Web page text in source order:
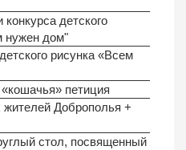
детского
нужен дом"
рисунка «Всем
петиция
Доброполья +
стол, посвященный